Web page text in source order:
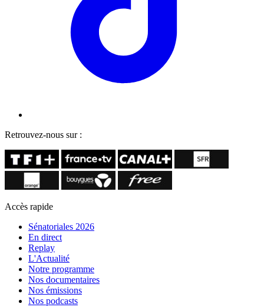
Retrouvez-nous sur :
Accès rapide
Sénatoriales 2026
En direct
Replay
L'Actualité
Notre programme
Nos documentaires
Nos émissions
Nos podcasts